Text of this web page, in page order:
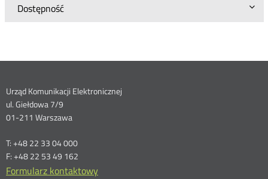
Dostępność
Dane
kontaktowe
Urząd Komunikacji Elektronicznej
ul. Giełdowa 7/9
01-211 Warszawa
T: +48 22 33 04 000
F: +48 22 53 49 162
Formularz kontaktowy